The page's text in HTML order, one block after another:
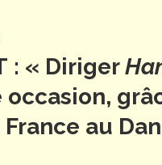
: « Diriger
au